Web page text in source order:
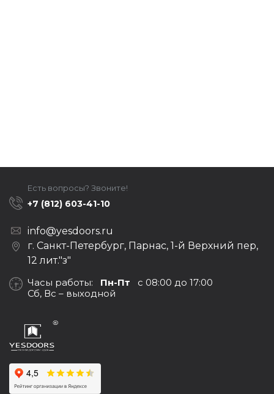
Есть вопросы? Звоните!
+7 (812) 603-41-10
info@yesdoors.ru
г. Санкт-Петербург, Парнас, 1-й Верхний пер,
12 лит."з"
Часы работы: Пн-Пт с 08:00 до 17:00
Сб, Вс – выходной